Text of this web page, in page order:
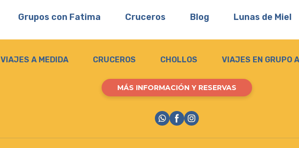
Grupos con Fatima Cruceros Blog Lunas de Miel
VIAJES A MEDIDA CRUCEROS CHOLLOS VIAJES EN GRUPO
MÁS INFORMACIÓN Y RESERVAS